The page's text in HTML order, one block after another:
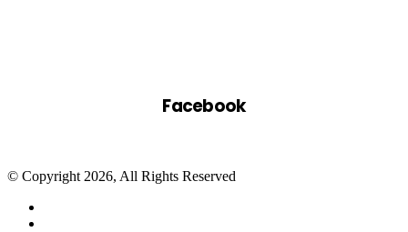
Facebook
© Copyright 2026, All Rights Reserved